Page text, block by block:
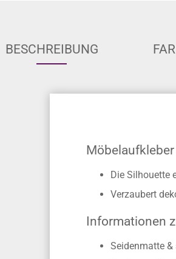
BESCHREIBUNG
Die Silhouette
Verzaubert
Informationen
Seidenmatte